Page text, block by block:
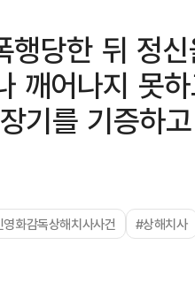
행당한 뒤 정
깨어나지 못
기를 기증하
화감독상해치사사건 #상해치사